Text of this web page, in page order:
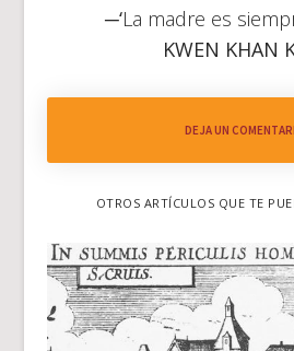
─‘La madre es
KWEN KHAN
DEJA UN
OTROS ARTÍCULOS QUE TE